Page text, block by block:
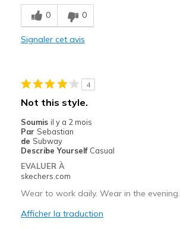
Les meilleures utilisations
Casual Wear
View On Shoes
Shoes are for Wearing
0 0
Signaler cet avis
4
Not this style.
Soumis il y a 2 mois
Par Sebastian
de Subway
Describe Yourself Casual
EVALUER À
skechers.com
Wear to work daily. Wear in the evening.
Afficher la traduction